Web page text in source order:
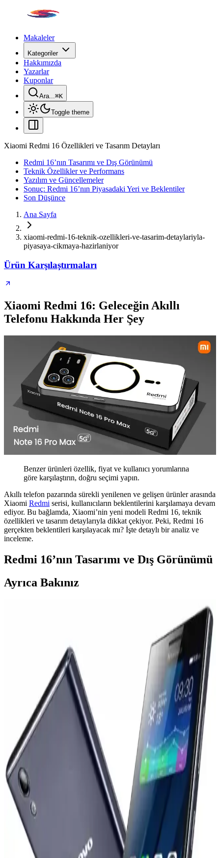
Makaleler
Kategoriler
Hakkımızda
Yazarlar
Kuponlar
Ara...⌘K
Toggle theme
Xiaomi Redmi 16 Özellikleri ve Tasarım Detayları
Redmi 16’nın Tasarımı ve Dış Görünümü
Teknik Özellikler ve Performans
Yazılım ve Güncellemeler
Sonuç: Redmi 16’nın Piyasadaki Yeri ve Beklentiler
Son Düşünce
Ana Sayfa
xiaomi-redmi-16-teknik-ozellikleri-ve-tasarim-detaylariyla-
piyasaya-cikmaya-hazirlaniyor
Ürün Karşılaştırmaları
Xiaomi Redmi 16: Geleceğin Akıllı
Telefonu Hakkında Her Şey
Benzer ürünleri özellik, fiyat ve kullanıcı yorumlarına
göre karşılaştırın, doğru seçimi yapın.
Akıllı telefon pazarında sürekli yenilenen ve gelişen ürünler arasında
Xiaomi Redmi serisi, kullanıcıların beklentilerini karşılamaya devam
ediyor. Bu bağlamda, Xiaomi’nin yeni modeli Redmi 16, teknik
özellikleri ve tasarım detaylarıyla dikkat çekiyor. Peki, Redmi 16
gerçekten beklentileri karşılayacak mı? İşte detaylı bir analiz ve
inceleme.
Redmi 16’nın Tasarımı ve Dış Görünümü
Ayrıca Bakınız
Samsung Electronics'in Artan Maliyetler ve Ürün
Samsung Electronics, artan bileşen maliyetleri ve yenilik eksikliği
nedeniyle finansal zorluklarla mücadele ediyor. Şirket, maliyetleri
düşürmek ve ürün stratejisini yeniden şekillendirmek zorunda
OnePlus'ın Küresel Pazarlardan Çekilme Kararı ve
Pazar Dinamiklerine Etkileri
OnePlus, 2026 Nisan itibarıyla Avrupa'da faaliyetlerini durdurabilir.
Oppo ile entegrasyon ve pazar stratejisi değişiklikleri bu kararda
etkili. Kullanıcılar yazılım desteği ve güncellemeler konusunda
belirsizlik yaşıyor.
iPhone 17 Pro ve Samsung Galaxy S22
Ekranlarında Renk Doğruluğu ve Canlılık
Karşılaştırması
Samsung Galaxy S22 ekranları canlı renkler sunarken, iPhone 17
Pro daha doğru ve doğal renkler sağlar. Renk doygunluğu ve
kalibrasyon farklılıkları kullanıcı deneyimini etkiler.
Vivo X300 Ultra ve Akıllı Telefon Kameralarının
Profesyonel Kameralarla Teknik Karşılaştırması